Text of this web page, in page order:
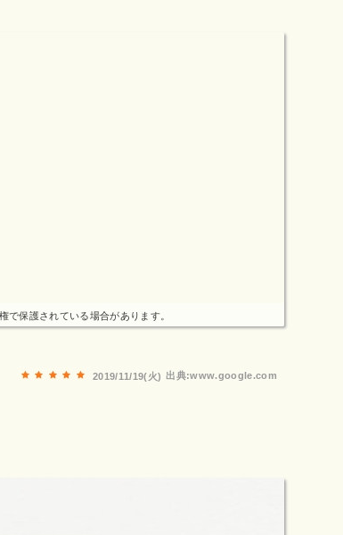
で保護されている場合があります。
出典:www.google.com
2019/11/19(火)